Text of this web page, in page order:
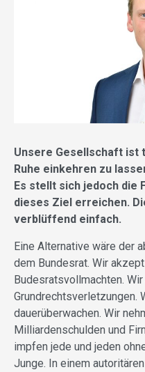
Unsere Gesellschaft ist
Ruhe einkehren zu
Es stellt sich jedoch die
dieses Ziel erreichen.
verblüffend einfach.
Eine Alternative wäre der
dem Bundesrat. Wir
Budesratsvollmachten.
Grundrechtsverletzungen.
dauerüberwachen. Wir
Milliardenschulden und
impfen jede und jeden
Junge. In einem